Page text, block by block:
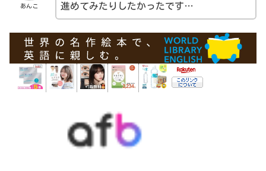
あんこ
進めてみたりしたかったです…